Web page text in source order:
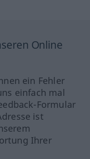
Online
ein Fehler
einfach mal
Formular
ist
Ihrer